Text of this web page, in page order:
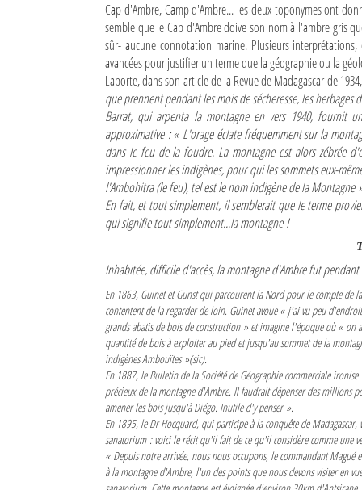
L'actualité du tourisme
Sites touristiques
Diego Suarez Pratique
Les Petites Annonces
La Tribune de Diego en PDF
Cap d'Ambre, Camp d'Ambre... les deux toponymes ont
semble que le Cap d'Ambre doive son nom à l'ambre gris
sûr- aucune connotation marine. Plusieurs
avancées pour justifier un terme que la géographie ou la
Laporte, dans son article de la Revue de Madagascar de
que prennent pendant les mois de sécheresse, les herbages
Barrat, qui arpenta la montagne en vers 1940, fournit
approximative :« L'orage éclate fréquemment sur la
dans le feu de la foudre. La montagne est alors zébrée
impressionner les indigènes, pour qui les sommets eux-
l'Ambohitra (le feu), tel est le nom indigène de la Montagne
En fait, et tout simplement, il semblerait que le terme
qui signifie tout simplement...la montagne !
Inhabitée, difficile d'accès, la montagne d'Ambre fut
En 1863, Guinet et Gunst qui parcourent la Nord pour le compte de
contentent de la regarder de loin. Guinet avoue« j'ai vu peu
grands abatis de bois de construction » et imagine l'époque où« on
quantité de bois à exploiter au pied et jusqu'au sommet de la
indigènes Ambouïtes »(sic).
En 1887, le Bulletin de la Société de Géographie commerciale
précieux de la montagne d'Ambre. Il faudrait dépenser des millions
amener les bois jusqu'à Diégo. Inutile d'y penser ».
En 1895, le Dr Hocquard, qui participe à la conquête de
sanatorium : voici le récit qu'il fait de ce qu'il considère comme une
« Depuis notre arrivée, nous nous occupons, le commandant Magué
à la montagne d'Ambre, l'un des points que nous devons visiter en